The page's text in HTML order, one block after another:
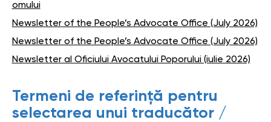
Termeni de referință pentru
selectarea unui traducător /
omului
Newsletter of the People’s Advocate Office (July 2026)
Newsletter of the People’s Advocate Office (July 2026)
Newsletter al Oficiului Avocatului Poporului (iulie 2026)